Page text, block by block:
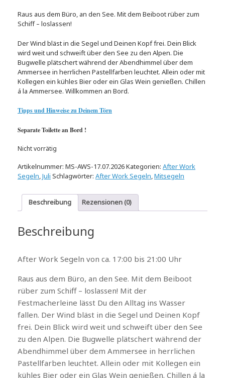
Raus aus dem Büro, an den See. Mit dem Beiboot rüber zum
Schiff – loslassen!
Der Wind bläst in die Segel und Deinen Kopf frei. Dein Blick
wird weit und schweift über den See zu den Alpen. Die
Bugwelle plätschert während der Abendhimmel über dem
Ammersee in herrlichen Pastellfarben leuchtet. Allein oder mit
Kollegen ein kühles Bier oder ein Glas Wein genießen. Chillen
á la Ammersee. Willkommen an Bord.
Tipps und Hinweise zu Deinem Törn
Separate Toilette an Bord !
Nicht vorrätig
Artikelnummer: MS-AWS-17.07.2026Kategorien: After Work
Segeln,Juli Schlagwörter: After Work Segeln,Mitsegeln
Beschreibung Rezensionen (0)
Beschreibung
After Work Segeln von ca. 17:00 bis 21:00 Uhr
Raus aus dem Büro, an den See. Mit dem Beiboot
rüber zum Schiff – loslassen! Mit der
Festmacherleine lässt Du den Alltag ins Wasser
fallen. Der Wind bläst in die Segel und Deinen Kopf
frei. Dein Blick wird weit und schweift über den See
zu den Alpen. Die Bugwelle plätschert während der
Abendhimmel über dem Ammersee in herrlichen
Pastellfarben leuchtet. Allein oder mit Kollegen ein
kühles Bier oder ein Glas Wein genießen. Chillen á la